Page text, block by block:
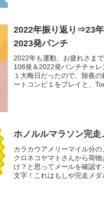
2022年振り返り⇒23
2023発パンチ
2022年も運動、お疲れさま
108発＆2022発パンチチャ
１大晦日だったので、除夜
ートコンビ１をプレイと、
ホノルルマラソン完
カラカウアメリーマイル分
クロネコヤマトさんから荷
け？と思ってメールを確認
文字！これはもしや完走メダ